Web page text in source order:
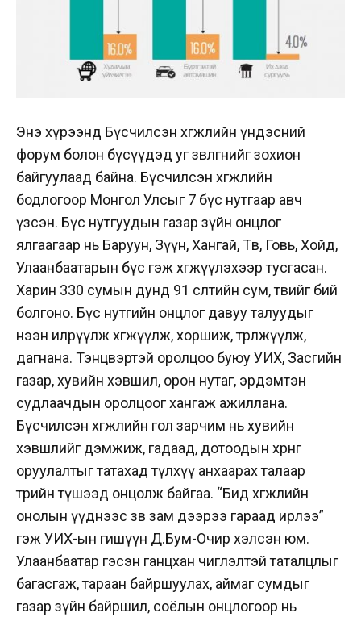
Энэ хүрээнд Бүсчилсэн хөгжлийн үндэсний
форум болон бүсүүдэд уг зөвлөгөөнийг зохион
байгуулаад байна. Бүсчилсэн хөгжлийн
бодлогоор Монгол Улсыг 7 бүс нутгаар авч
үзсэн. Бүс нутгуудын газар зүйн онцлог
ялгаагаар нь Баруун, Зүүн, Хангай, Төв, Говь, Хойд,
Улаанбаатарын бүс гэж хөгжүүлэхээр тусгасан.
Харин 330 сумын дунд 91 өсөлтийн сум, төвийг бий
болгоно. Бүс нутгийн онцлог давуу талуудыг
нээн илрүүлж хөгжүүлж, хоршиж, төрөлжүүлж,
дагнана. Тэнцвэртэй оролцоо буюу УИХ, Засгийн
газар, хувийн хэвшил, орон нутаг, эрдэмтэн
судлаачдын оролцоог хангаж ажиллана.
Бүсчилсэн хөгжлийн гол зарчим нь хувийн
хэвшлийг дэмжиж, гадаад, дотоодын хөрөнгө
оруулалтыг татахад түлхүү анхаарах талаар
төрийн түшээд онцолж байгаа. “Бид хөгжлийн
онолын үүднээс зөв зам дээрээ гараад ирлээ”
гэж УИХ-ын гишүүн Д.Бум-Очир хэлсэн юм.
Улаанбаатар гэсэн ганцхан чиглэлтэй таталцлыг
багасгаж, тараан байршуулах, аймаг сумдыг
газар зүйн байршил, соёлын онцлогоор нь